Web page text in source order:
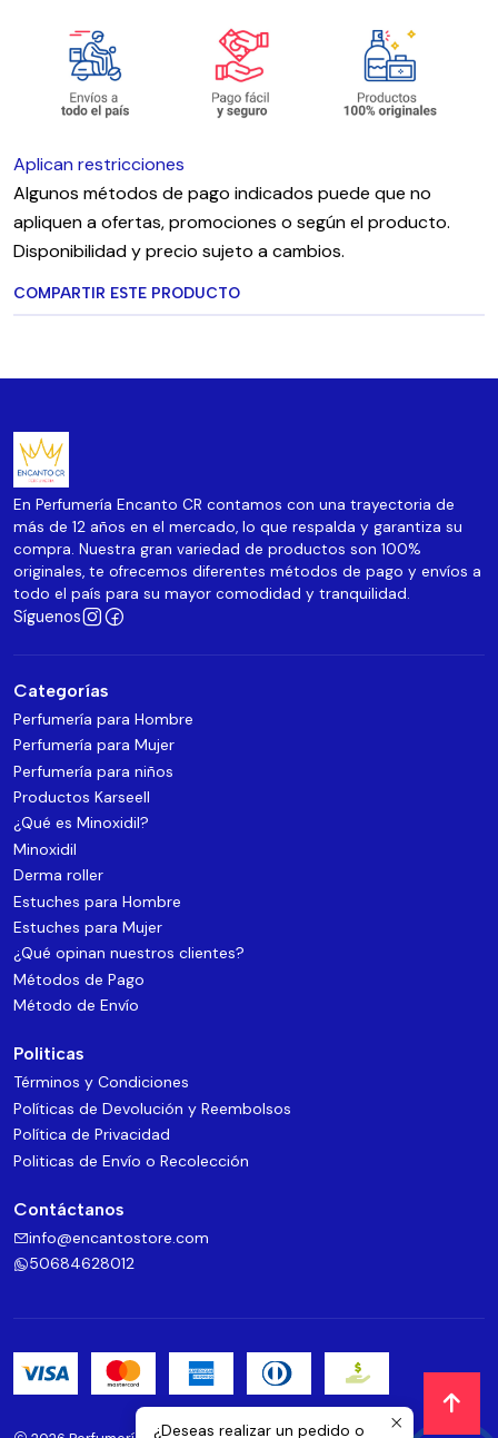
Aplican restricciones
Algunos métodos de pago indicados puede que no
apliquen a ofertas, promociones o según el producto.
Disponibilidad y precio sujeto a cambios.
COMPARTIR ESTE PRODUCTO
En Perfumería Encanto CR contamos con una trayectoria de
más de 12 años en el mercado, lo que respalda y garantiza su
compra. Nuestra gran variedad de productos son 100%
originales, te ofrecemos diferentes métodos de pago y envíos a
todo el país para su mayor comodidad y tranquilidad.
Síguenos
Categorías
Perfumería para Hombre
Perfumería para Mujer
Perfumería para niños
Productos Karseell
¿Qué es Minoxidil?
Minoxidil
Derma roller
Estuches para Hombre
Estuches para Mujer
¿Qué opinan nuestros clientes?
Métodos de Pago
Método de Envío
Politicas
Términos y Condiciones
Políticas de Devolución y Reembolsos
Política de Privacidad
Politicas de Envío o Recolección
Contáctanos
info@encantostore.com
50684628012
¿Deseas realizar un pedido o